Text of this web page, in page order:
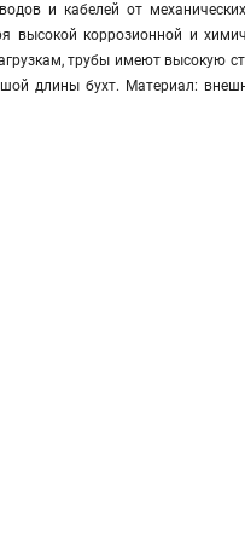
и кабелей от
коррозионной и
трубы имеют высокую
длины бухт. Материал: